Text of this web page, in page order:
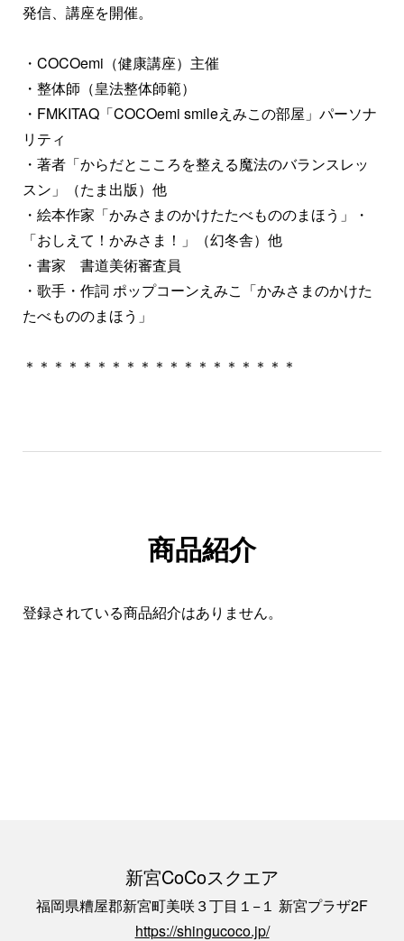
発信、講座を開催。
・COCOemi（健康講座）主催
・整体師（皇法整体師範）
・FMKITAQ「COCOemi smileえみこの部屋」パーソナ
リティ
・著者「からだとこころを整える魔法のバランスレッ
スン」（たま出版）他
・絵本作家「かみさまのかけたたべもののまほう」・
「おしえて！かみさま！」（幻冬舎）他
・書家 書道美術審査員
・歌手・作詞 ポップコーンえみこ「かみさまのかけた
たべもののまほう」
＊＊＊＊＊＊＊＊＊＊＊＊＊＊＊＊＊＊＊
商品紹介
登録されている商品紹介はありません。
新宮CoCoスクエア
福岡県糟屋郡新宮町美咲３丁目１−１ 新宮プラザ2F
https://shingucoco.jp/